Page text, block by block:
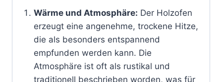
Wärme und Atmosphäre: Der Holzofen
erzeugt eine angenehme, trockene Hitze,
die als besonders entspannend
empfunden werden kann. Die
Atmosphäre ist oft als rustikal und
traditionell beschrieben worden, was für